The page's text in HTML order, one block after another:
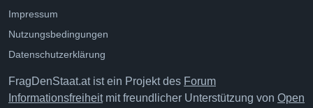
Impressum
Nutzungsbedingungen
Datenschutzerklärung
FragDenStaat.at ist ein Projekt des Forum
Informationsfreiheitmit freundlicher Unterstützung von Open